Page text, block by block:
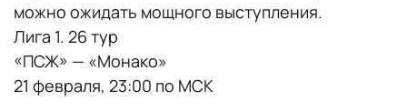
можно ожидать мощного выступления.
Лига 1. 26 тур
«ПСЖ» — «Монако»
21 февраля, 23:00 по МСК